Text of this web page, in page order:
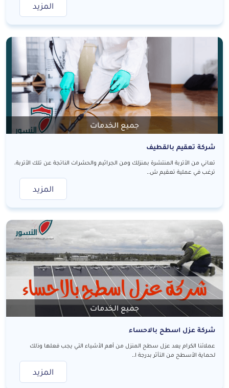
المزيد
جميع الخدمات
شركة تعقيم بالقطيف
تعاني من الأتربة المنتشرة بمنزلك ومن الجراثيم والحشرات الناتجة عن تلك الأتربة،
ترغب في عملية تعقيم ش..
المزيد
جميع الخدمات
شركة عزل اسطح بالاحساء
عملائنا الكرام يعد عزل سطح المنزل من أهم الأشياء التي يجب فعلها وذلك
لحماية الأسطح من التأثر بدرجة ا..
المزيد